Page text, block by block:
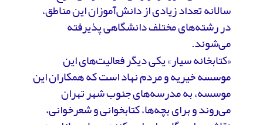
سالانه تعداد زیادی از دانش‌آموزان این مناطق،
در رشته‌های مختلف دانشگاهی پذیرفته
می‌شوند.
«کتابخانه سیار» یکی دیگر فعالیت‌های این
موسسه خیریه و مردم نهاد است که همکاران این
موسسه، به مدرسه‌های جنوب شهر تهران
می‌روند و برای بچه‌ها، کتابخوانی و شعرخوانی،